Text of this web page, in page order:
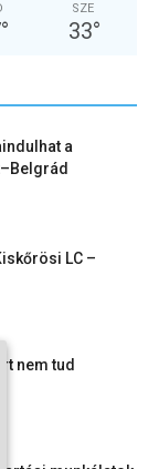
°
SZE
33°
a
LC –
nem tud